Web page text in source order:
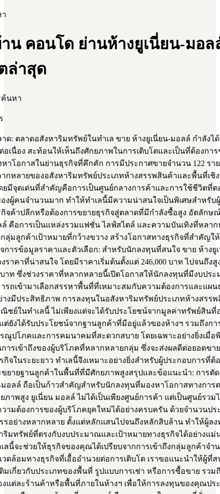
น คอนโด ย่านห้างยูเนี่ยน-มอล
ล่าสุด
นหา
ด: ตลาดอสังหาริมทรัพย์ในทำเล ขาย ห้างยูเนี่ยน-มอลล์ กำลังไ
อเนื่อง สะท้อนให้เห็นถึงศักยภาพในการเติบโตและเป็นที่ต้องกา
าโอกาสในย่านธุรกิจที่คึกคัก การมีประกาศขายจำนวน 122 รา
กหลายของอสังหาริมทรัพย์ประเภทห้างสรรพสินค้าและพื้นที่เชิ
ยมีจุดเด่นที่สำคัญคือการเป็นศูนย์กลางการค้าและการใช้ชีวิตที่ต
งผู้คนจำนวนมาก ทำให้ทำเลนี้มีความน่าสนใจเป็นพิเศษสำหรับ
จค้าปลีกหรือต้องการขยายธุรกิจสู่ตลาดที่มีกำลังซื้อสูง อัตลักษ
ล์ คือการเป็นแหล่งรวมแฟชั่น ไลฟ์สไตล์ และความบันเทิงที่หลาก
ลุ่มลูกค้าเป้าหมายที่กว้างขวาง สร้างโอกาสทางธุรกิจที่สำคัญใ
การข้อมูลราคาและตัวเลือก: สำหรับนักลงทุนที่สนใจ ขาย ห้างยู
ราคาที่น่าสนใจ โดยมีราคาเริ่มต้นตั้งแต่ 246,000 บาท ไปจนถึงสู
บาท ซึ่งช่วงราคาที่หลากหลายนี้เปิดโอกาสให้นักลงทุนที่มีงบปร
รถเข้ามาเลือกสรรหาพื้นที่ที่เหมาะสมกับความต้องการและแผน
างมีประสิทธิภาพ การลงทุนในอสังหาริมทรัพย์ประเภทห้างสรร
ชย์ในทำเลนี้ ไม่เพียงแต่จะได้รับประโยชน์จากมูลค่าทรัพย์สินที่
ต่ยังได้รับประโยชน์จากฐานลูกค้าที่มีอยู่แล้วของห้างฯ รวมถึงกา
ณูปโภคและการคมนาคมที่สะดวกสบาย โดยเฉพาะอย่างยิ่งเมื่อ
ารเข้าถึงของผู้บริโภคที่หลากหลายกลุ่ม ซึ่งจะส่งผลดีต่อยอดขา
กิจในระยะยาว ทำเลนี้จึงเหมาะอย่างยิ่งสำหรับผู้ประกอบการที่ต้
ยายฐานลูกค้าในพื้นที่ที่มีศักยภาพสูงสรุปและข้อแนะนำ: การตั
มอลล์ ถือเป็นก้าวสำคัญสำหรับนักลงทุนที่มองหาโอกาสทางการ
ภาพสูง ยูเนี่ยน มอลล์ ไม่ได้เป็นเพียงศูนย์การค้า แต่เป็นศูนย์รวม
ามต้องการของผู้บริโภคยุคใหม่ได้อย่างครบครัน ด้วยจำนวนปร
รอย่างหลากหลาย ตั้งแต่หลักแสนไปจนถึงหลักสิบล้าน ทำให้ผู้ล
ริมทรัพย์ที่ตรงกับงบประมาณและเป้าหมายทางธุรกิจได้อย่างแม่
ลนี้จะช่วยให้ธุรกิจของคุณได้เปรียบจากการเข้าถึงกลุ่มลูกค้าจำ
ดล้อมทางธุรกิจที่เอื้ออำนวยต่อการเติบโต เราขอแนะนำให้ผู้ที่
มเกี่ยวกับประเภทของพื้นที่ รูปแบบการเช่า หรือการซื้อขาย รวม
แต่ละร้านค้าหรือพื้นที่ภายในห้างฯ เพื่อให้การลงทุนของคุณปร